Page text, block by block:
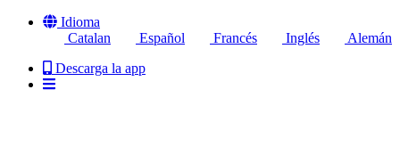
Idioma
Catalan
Español Francés Inglés
Alemán
Descarga la app